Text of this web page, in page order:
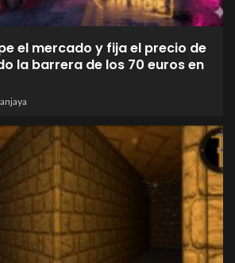
el mercado y fija el precio de
la barrera de los 70 euros en